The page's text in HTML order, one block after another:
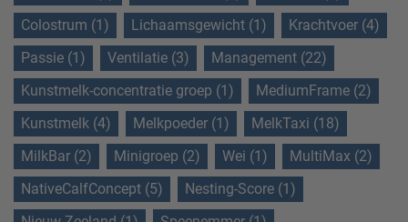
Colostrum (1)
Lichaamsgewicht (1)
Krachtvoer (4)
Passie (1)
Ventilatie (3)
Management (22)
Kunstmelk-concentratie groep (1)
MediumFrame (2)
Kunstmelk (4)
Melkpoeder (1)
MelkTaxi (18)
MilkBar (2)
Minigroep (2) Wei (1)
MultiMax (2)
NativeCalfConcept (5)
Nesting-Score (1)